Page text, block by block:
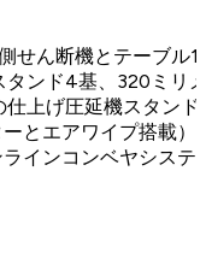
せん断機とテーブル
タンド4基、320ミリ
上げ圧延機スタン
とエアワイプ搭載）
インコンベヤシス